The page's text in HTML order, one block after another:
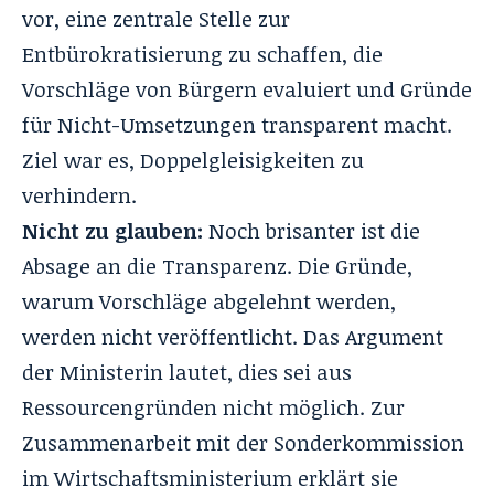
vor, eine zentrale Stelle zur
Entbürokratisierung zu schaffen, die
Vorschläge von Bürgern evaluiert und Gründe
für Nicht-Umsetzungen transparent macht.
Ziel war es, Doppelgleisigkeiten zu
verhindern.
Nicht zu glauben: Noch brisanter ist die
Absage an die Transparenz. Die Gründe,
warum Vorschläge abgelehnt werden,
werden nicht veröffentlicht. Das Argument
der Ministerin lautet, dies sei aus
Ressourcengründen nicht möglich. Zur
Zusammenarbeit mit der Sonderkommission
im Wirtschaftsministerium erklärt sie